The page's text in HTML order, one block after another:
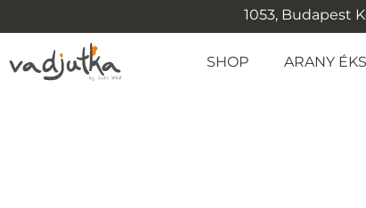
1053, Budapest
SHOP ARANY